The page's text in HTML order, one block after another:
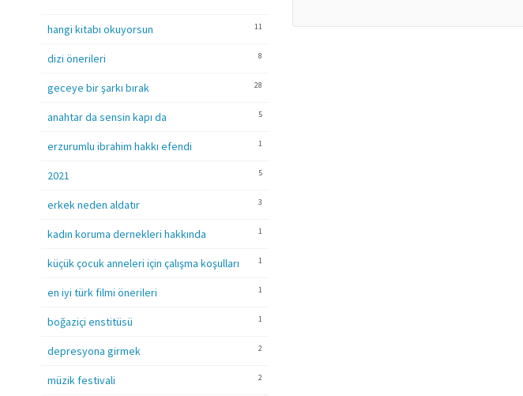
11
hangi kitabı okuyorsun
8
dizi önerileri
28
geceye bir şarkı bırak
5
anahtar da sensin kapı da
1
erzurumlu ibrahim hakkı efendi
5
2021
3
erkek neden aldatır
1
kadın koruma dernekleri hakkında
1
küçük çocuk anneleri için çalışma koşulları
1
en iyi türk filmi önerileri
1
boğaziçi enstitüsü
2
depresyona girmek
2
müzik festivali